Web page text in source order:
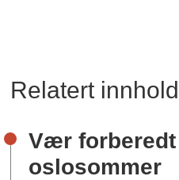
Relatert innhold
Vær forberedt
oslosommer